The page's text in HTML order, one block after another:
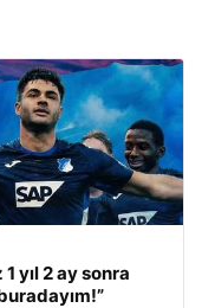
yıl 2 ay sonra